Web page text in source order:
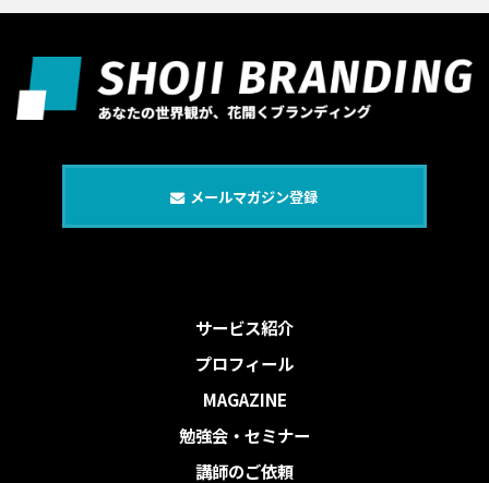
メールマガジン登録
サービス紹介
プロフィール
MAGAZINE
勉強会・セミナー
講師のご依頼